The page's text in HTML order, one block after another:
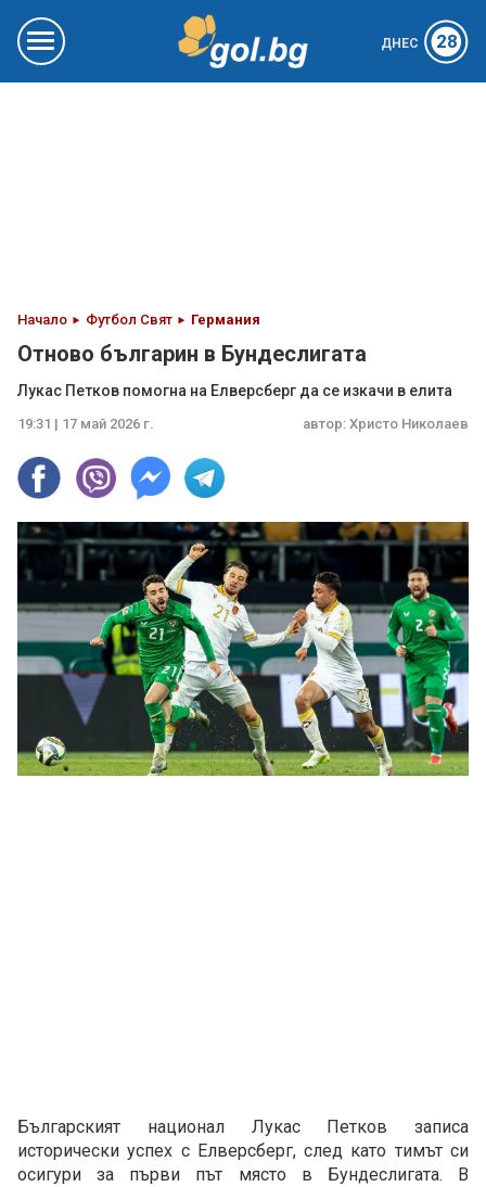
ДНЕС 28
Начало Футбол Свят Германия
Отново българин в Бундеслигата
Лукас Петков помогна на Елверсберг да се изкачи в елита
19:31 | 17 май 2026 г. автор: Христо Николаев
Българският национал Лукас Петков записа
исторически успех с Елверсберг, след като тимът си
осигури за първи път място в Бундеслигата. В